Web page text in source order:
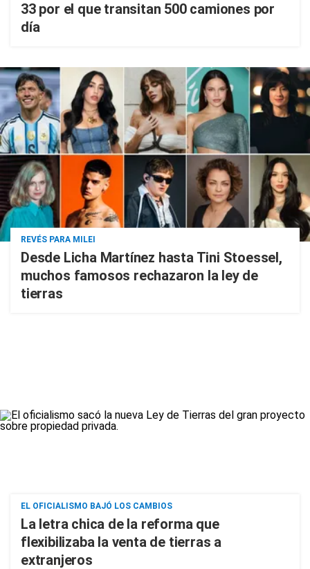
33 por el que transitan 500 camiones por
día
REVÉS PARA MILEI
Desde Licha Martínez hasta Tini Stoessel,
muchos famosos rechazaron la ley de
tierras
EL OFICIALISMO BAJÓ LOS CAMBIOS
La letra chica de la reforma que
flexibilizaba la venta de tierras a
extranjeros